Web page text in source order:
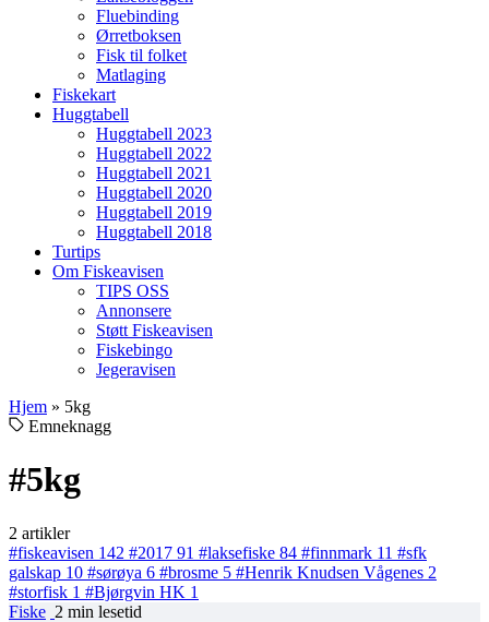
Fluebinding
Ørretboksen
Fisk til folket
Matlaging
Fiskekart
Huggtabell
Huggtabell 2023
Huggtabell 2022
Huggtabell 2021
Huggtabell 2020
Huggtabell 2019
Huggtabell 2018
Turtips
Om Fiskeavisen
TIPS OSS
Annonsere
Støtt Fiskeavisen
Fiskebingo
Jegeravisen
Hjem » 5kg
Emneknagg
#5kg
2 artikler
#fiskeavisen 142 #2017 91 #laksefiske 84 #finnmark 11 #sfk
galskap 10 #sørøya 6 #brosme 5 #Henrik Knudsen Vågenes 2
#storfisk 1 #Bjørgvin HK 1
Fiske 2 min lesetid